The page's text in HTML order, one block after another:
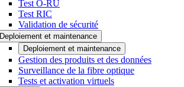
Test O-RU
Test RIC
Validation de sécurité
Deploiement et maintenance
Deploiement et maintenance
Gestion des produits et des données
Surveillance de la fibre optique
Tests et activation virtuels